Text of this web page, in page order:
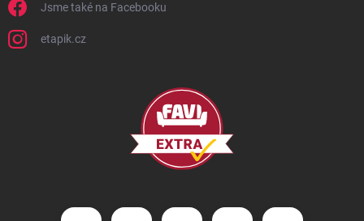
Jsme také na Facebooku
etapik.cz